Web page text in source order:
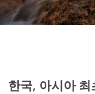
한국, 아시아